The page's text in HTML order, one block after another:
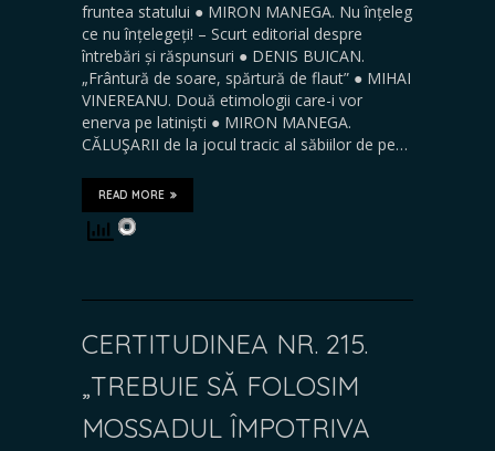
fruntea statului ● MIRON MANEGA. Nu înțeleg
ce nu înțelegeți! – Scurt editorial despre
întrebări și răspunsuri ● DENIS BUICAN.
„Frântură de soare, spărtură de flaut” ● MIHAI
VINEREANU. Două etimologii care-i vor
enerva pe latiniști ● MIRON MANEGA.
CĂLUŞARII de la jocul tracic al săbiilor de pe…
READ MORE
CERTITUDINEA NR. 215.
„TREBUIE SĂ FOLOSIM
MOSSADUL ÎMPOTRIVA